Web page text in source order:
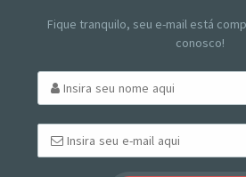
Fique tranquilo, seu e-mail está
conosco!